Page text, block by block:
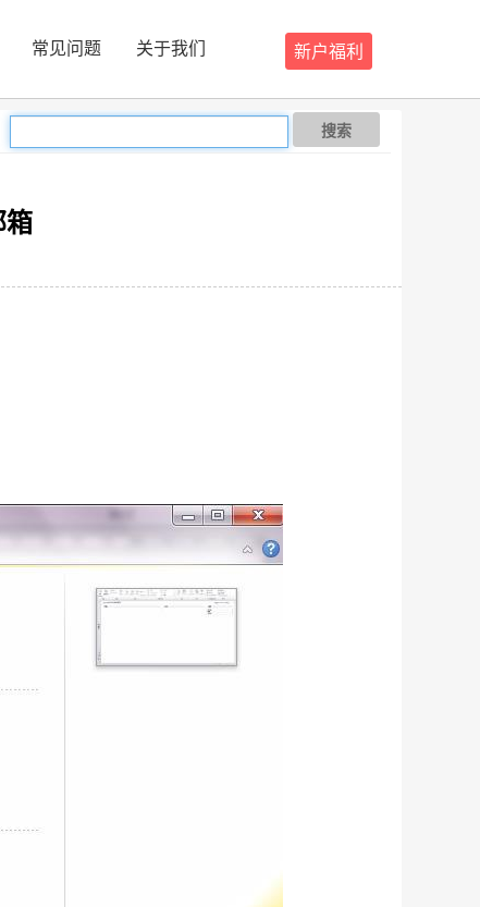
新户福利
常见问题 关于我们
搜索
箱